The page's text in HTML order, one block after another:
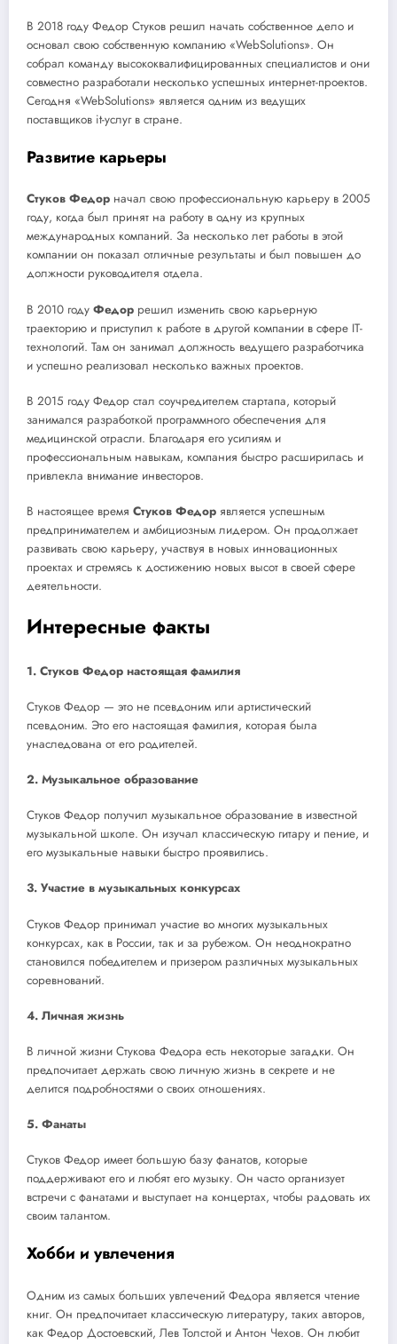
В 2018 году Федор Стуков решил начать собственное дело и
основал свою собственную компанию «WebSolutions». Он
собрал команду высококвалифицированных специалистов и они
совместно разработали несколько успешных интернет-проектов.
Сегодня «WebSolutions» является одним из ведущих
поставщиков it-услуг в стране.
Развитие карьеры
Стуков Федор начал свою профессиональную карьеру в 2005
году, когда был принят на работу в одну из крупных
международных компаний. За несколько лет работы в этой
компании он показал отличные результаты и был повышен до
должности руководителя отдела.
В 2010 году Федор решил изменить свою карьерную
траекторию и приступил к работе в другой компании в сфере IT-
технологий. Там он занимал должность ведущего разработчика
и успешно реализовал несколько важных проектов.
В 2015 году Федор стал соучредителем стартапа, который
занимался разработкой программного обеспечения для
медицинской отрасли. Благодаря его усилиям и
профессиональным навыкам, компания быстро расширилась и
привлекла внимание инвесторов.
В настоящее время Стуков Федор является успешным
предпринимателем и амбициозным лидером. Он продолжает
развивать свою карьеру, участвуя в новых инновационных
проектах и стремясь к достижению новых высот в своей сфере
деятельности.
Интересные факты
1. Стуков Федор настоящая фамилия
Стуков Федор — это не псевдоним или артистический
псевдоним. Это его настоящая фамилия, которая была
унаследована от его родителей.
2. Музыкальное образование
Стуков Федор получил музыкальное образование в известной
музыкальной школе. Он изучал классическую гитару и пение, и
его музыкальные навыки быстро проявились.
3. Участие в музыкальных конкурсах
Стуков Федор принимал участие во многих музыкальных
конкурсах, как в России, так и за рубежом. Он неоднократно
становился победителем и призером различных музыкальных
соревнований.
4. Личная жизнь
В личной жизни Стукова Федора есть некоторые загадки. Он
предпочитает держать свою личную жизнь в секрете и не
делится подробностями о своих отношениях.
5. Фанаты
Стуков Федор имеет большую базу фанатов, которые
поддерживают его и любят его музыку. Он часто организует
встречи с фанатами и выступает на концертах, чтобы радовать их
своим талантом.
Хобби и увлечения
Одним из самых больших увлечений Федора является чтение
книг. Он предпочитает классическую литературу, таких авторов,
как Федор Достоевский, Лев Толстой и Антон Чехов. Он любит